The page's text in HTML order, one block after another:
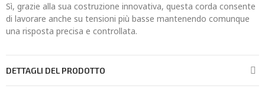
Sì, grazie alla sua costruzione innovativa, questa corda consente
di lavorare anche su tensioni più basse mantenendo comunque
una risposta precisa e controllata.
DETTAGLI DEL PRODOTTO